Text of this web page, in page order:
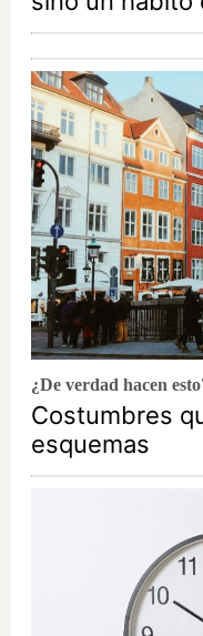
¿De verdad hacen
Costumbres
esquemas